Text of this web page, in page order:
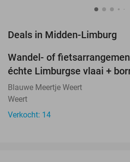
Deals in Midden-Limburg
TODAY
Wandel- of
échte Limburgse vlaai +
Blauwe Meertje Weert
Weert
Verkocht: 14